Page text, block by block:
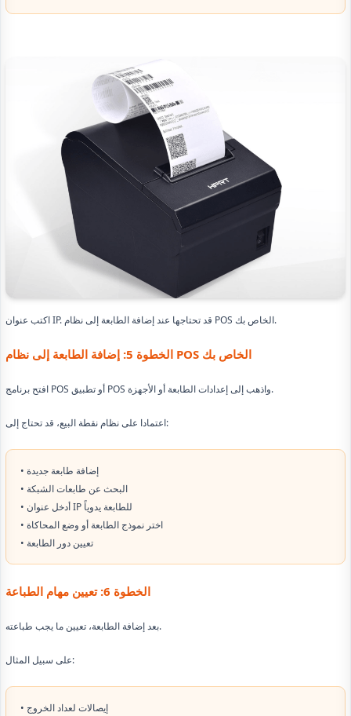
اكتب عنوان IP. قد تحتاجها عند إضافة الطابعة إلى نظام POS الخاص بك.
الخطوة 5: إضافة الطابعة إلى نظام POS الخاص بك
افتح برنامج POS أو تطبيق POS واذهب إلى إعدادات الطابعة أو الأجهزة.
اعتمادا على نظام نقطة البيع، قد تحتاج إلى:
• إضافة طابعة جديدة
• البحث عن طابعات الشبكة
• أدخل عنوان IP للطابعة يدوياً
• اختر نموذج الطابعة أو وضع المحاكاة
• تعيين دور الطابعة
الخطوة 6: تعيين مهام الطباعة
بعد إضافة الطابعة، تعيين ما يجب طباعته.
على سبيل المثال:
• إيصالات لعداد الخروج